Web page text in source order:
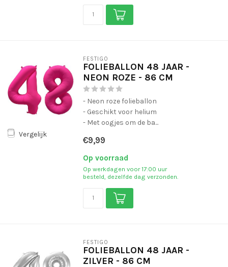
Vergelijk
FESTIGO
FOLIEBALLON 48 JAAR -
NEON ROZE - 86 CM
- Neon roze folieballon
- Geschikt voor helium
- Met oogjes om de ba...
€9,99
Op voorraad
Op werkdagen voor 17:00 uur
besteld, dezelfde dag verzonden.
FESTIGO
FOLIEBALLON 48 JAAR -
ZILVER - 86 CM